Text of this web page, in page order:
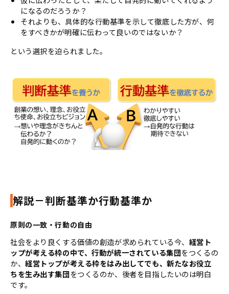
になるのだろうか？
それよりも、具体的な行動基準を示して徹底した方が、何
をすべきかが明確に伝わって良いのではないか？
という選択を迫られました。
解説－判断基準か行動基準か
原則の一致・行動の自由
社会をより良くする価値の創造が求められている今、 経営ト
ップが考える枠の中で、行動が統一されている集団をつくるの
か、経営トップが考える枠をはみ出してでも、新たなお役立
ちを生み出す集団をつくるのか、後者を目指したいのは明白
です。